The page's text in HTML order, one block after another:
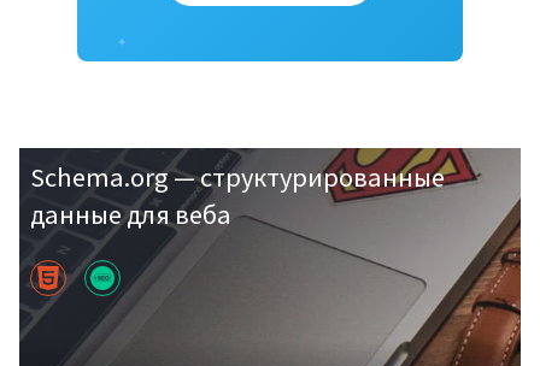
✦
Schema.org — структурированные
данные для веба